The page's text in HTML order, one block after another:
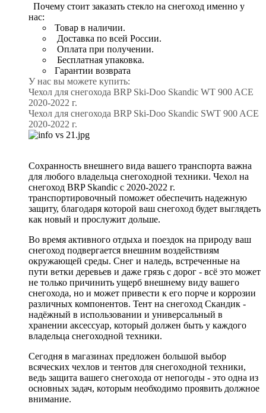
Почему стоит заказать стекло на снегоход именно у
нас:
Товар в наличии.
Доставка по всей России.
Оплата при получении.
Бесплатная упаковка.
Гарантии возврата
У нас вы можете купить:
Чехол для снегохода BRP Ski-Doo Skandic WT 900 ACE
2020-2022 г.
Чехол для снегохода BRP Ski-Doo Skandic SWT 900 ACE
2020-2022 г.
Сохранность внешнего вида вашего транспорта важна
для любого владельца снегоходной техники. Чехол на
снегоход BRP Skandic с 2020-2022 г.
транспортировочный поможет обеспечить надежную
защиту, благодаря которой ваш снегоход будет выглядеть
как новый и прослужит дольше.
Во время активного отдыха и поездок на природу ваш
снегоход подвергается внешним воздействиям
окружающей среды. Снег и наледь, встреченные на
пути ветки деревьев и даже грязь с дорог - всё это может
не только причинить ущерб внешнему виду вашего
снегохода, но и может привести к его порче и коррозии
различных компонентов. Тент на снегоход Скандик -
надёжный в использовании и универсальный в
хранении аксессуар, который должен быть у каждого
владельца снегоходной техники.
Сегодня в магазинах предложен большой выбор
всяческих чехлов и тентов для снегоходной техники,
ведь защита вашего снегохода от непогоды - это одна из
основных задач, которым необходимо проявить должное
внимание.